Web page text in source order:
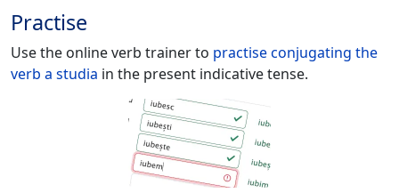
Practise
Use the online verb trainer to practise conjugating the
verb a studia in the present indicative tense.